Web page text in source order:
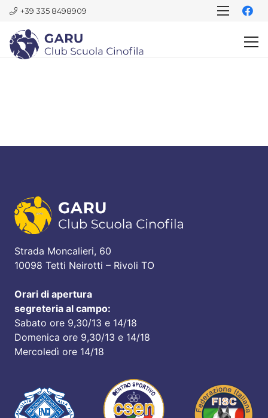
+39 335 8498909
Strada Moncalieri, 60
10098 Tetti Neirotti – Rivoli TO
Orari di apertura
segreteria al campo:
Sabato ore 9,30/13 e 14/18
Domenica ore 9,30/13 e 14/18
Mercoledì ore 14/18